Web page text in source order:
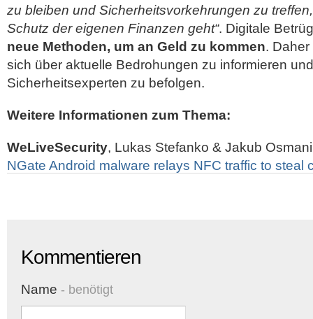
zu bleiben und Sicherheitsvorkehrungen zu
Schutz der eigenen Finanzen geht“. Digitale
neue Methoden, um an Geld zu kommen.
sich über aktuelle Bedrohungen zu informieren
Sicherheitsexperten zu befolgen.
Weitere Informationen zum Thema:
WeLiveSecurity, Lukas Stefanko & Jakub
NGate Android malware relays NFC traffic to steal
Kommentieren
Name - benötigt